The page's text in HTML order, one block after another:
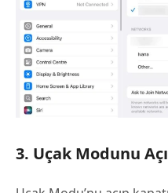
3. Uçak Modunu